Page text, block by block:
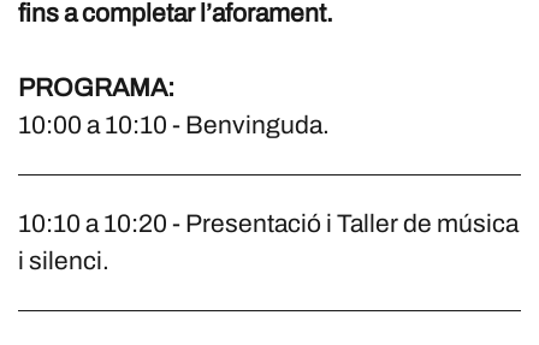
fins a completar l’aforament.
PROGRAMA:
10:00 a 10:10 - Benvinguda.
10:10 a 10:20 - Presentació i Taller de música
i silenci.